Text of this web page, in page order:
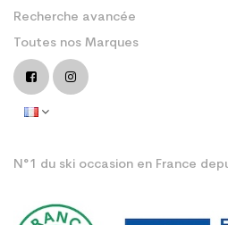
Recherche avancée
Toutes nos Marques
N°1 du ski occasion en France